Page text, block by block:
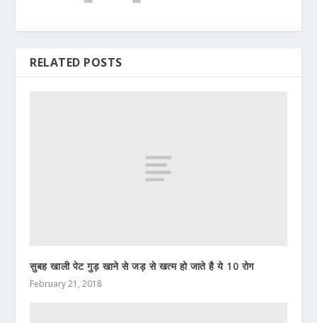
RELATED POSTS
सुबह खाली पेट गुड़ खाने से जड़ से खत्म हो जाते है ये 10 रोग
February 21, 2018